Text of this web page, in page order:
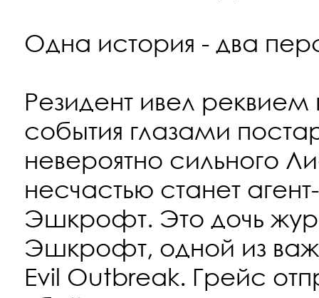
Одна история - два
Резидент ивел реквием
события глазами
невероятно сильного
несчастью станет
Эшкрофт. Это дочь
Эшкрофт, одной из
Evil Outbreak. Грейс